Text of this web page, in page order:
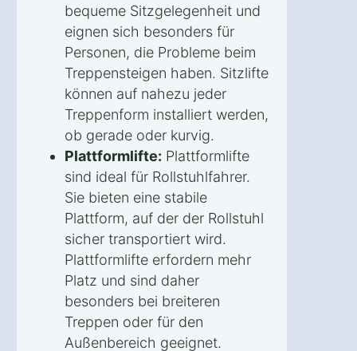
bequeme Sitzgelegenheit und
eignen sich besonders für
Personen, die Probleme beim
Treppensteigen haben. Sitzlifte
können auf nahezu jeder
Treppenform installiert werden,
ob gerade oder kurvig.
Plattformlifte: Plattformlifte
sind ideal für Rollstuhlfahrer.
Sie bieten eine stabile
Plattform, auf der der Rollstuhl
sicher transportiert wird.
Plattformlifte erfordern mehr
Platz und sind daher
besonders bei breiteren
Treppen oder für den
Außenbereich geeignet.